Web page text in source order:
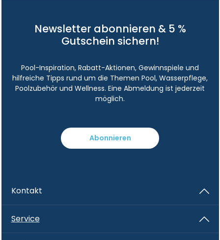
Newsletter abonnieren & 5 %
Gutschein sichern!
Pool-Inspiration, Rabatt-Aktionen, Gewinnspiele und
hilfreiche Tipps rund um die Themen Pool, Wasserpflege,
Poolzubehör und Wellness. Eine Abmeldung ist jederzeit
möglich.
Abonnieren
Kontakt
Service